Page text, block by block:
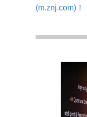
(m.znj.com)！